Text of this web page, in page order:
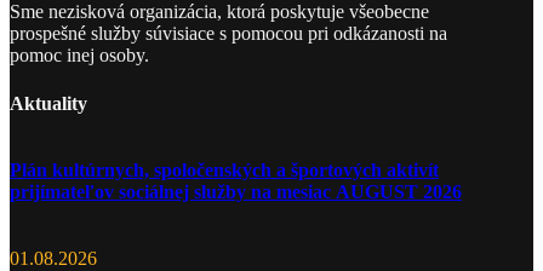
Sme nezisková organizácia, ktorá poskytuje všeobecne
prospešné služby súvisiace s pomocou pri odkázanosti na
pomoc inej osoby.
Aktuality
Plán kultúrnych, spoločenských a športových aktivít
prijímateľov sociálnej služby na mesiac AUGUST 2026
01.08.2026